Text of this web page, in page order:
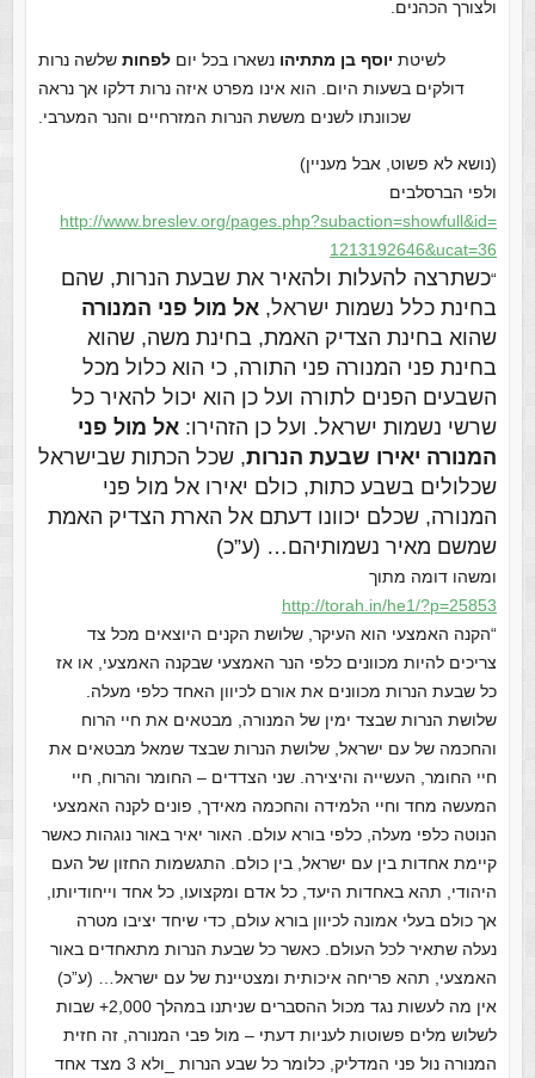
ולצורך הכהנים.
לשיטת יוסף בן מתתיהו נשארו בכל יום לפחות שלשה נרות
דולקים בשעות היום. הוא אינו מפרט איזה נרות דלקו אך נראה
שכוונתו לשנים מששת הנרות המזרחיים והנר המערבי.
(נושא לא פשוט, אבל מעניין)
ולפי הברסלבים
http://www.breslev.org/pages. php?subaction=showfull&id=
1213192646&ucat=36
“כשתרצה להעלות ולהאיר את שבעת הנרות, שהם
בחינת כלל נשמות ישראל, אל מול פני המנורה
שהוא בחינת הצדיק האמת, בחינת משה, שהוא
בחינת פני המנורה פני התורה, כי הוא כלול מכל
השבעים הפנים לתורה ועל כן הוא יכול להאיר כל
שרשי נשמות ישראל. ועל כן הזהירו: אל מול פני
המנורה יאירו שבעת הנרות, שכל הכתות שבישראל
שכלולים בשבע כתות, כולם יאירו אל מול פני
המנורה, שכלם יכוונו דעתם אל הארת הצדיק האמת
שמשם מאיר נשמותיהם… (ע”כ)
ומשהו דומה מתוך
http://torah.in/he1/?p=25853
“הקנה האמצעי הוא העיקר, שלושת הקנים היוצאים מכל צד
צריכים להיות מכוונים כלפי הנר האמצעי שבקנה האמצעי, או אז
כל שבעת הנרות מכוונים את אורם לכיוון האחד כלפי מעלה.
שלושת הנרות שבצד ימין של המנורה, מבטאים את חיי הרוח
והחכמה של עם ישראל, שלושת הנרות שבצד שמאל מבטאים את
חיי החומר, העשייה והיצירה. שני הצדדים – החומר והרוח, חיי
המעשה מחד וחיי הלמידה והחכמה מאידך, פונים לקנה האמצעי
הנוטה כלפי מעלה, כלפי בורא עולם. האור יאיר באור נוגהות כאשר
קיימת אחדות בין עם ישראל, בין כולם. התגשמות החזון של העם
היהודי, תהא באחדות היעד, כל אדם ומקצועו, כל אחד וייחודיותו,
אך כולם בעלי אמונה לכיוון בורא עולם, כדי שיחד יציבו מטרה
נעלה שתאיר לכל העולם. כאשר כל שבעת הנרות מתאחדים באור
האמצעי, תהא פריחה איכותית ומצטיינת של עם ישראל… (ע”כ)
אין מה לעשות נגד מכול ההסברים שניתנו במהלך 2,000+ שבות
לשלוש מלים פשוטות לעניות דעתי – מול פבי המנורה, זה חזית
המנורה נול פני המדליק, כלומר כל שבע הנרות _ולא 3 מצד אחד